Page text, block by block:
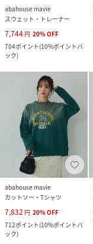
abahouse mavie
スウェット・トレーナー
7,744 円 20%OFF
704ポイント(10%ポイントバ
ック)
abahouse mavie
カットソー・Tシャツ
7,832 円 20%OFF
712ポイント(10%ポイントバ
ック)